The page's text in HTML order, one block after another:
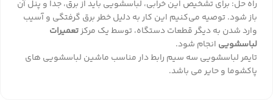
راه حل: برای تشخیص این خرابی، لباسشویی باید از برق، جدا و پنل آن
باز شود. توصیه می‌کنیم این کار به دلیل خطر برق گرفتگی و آسیب
وارد شدن به دیگر قطعات دستگاه، توسط یک مرکزتعمیرات
لباسشویی انجام شود.
تایمر لباسشویی سه سیم رابط دار مناسب ماشین لباسشویی های
پاکشوما و حایر می باشد.